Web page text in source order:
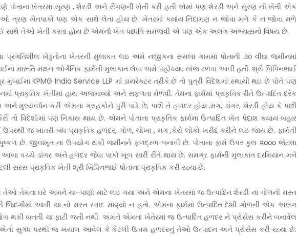
ખેતરમાં સુરણ , શેરડી અને રીંગણની ખેતી કરી હતી એમાં પણ શેરડી અને સુરણ ની ખેતી એક
ત્રણ ખેતપાકો પણ એક સાથે લેતા હોય છે. ખેતરમાં ક્યાંય નિંદામણ ન જોવા મળે કે ન જોવા મળે
સાથે તેઓ ખેતી કરતા હોય છે એમની ખેત પધ્ધતિ સમજવી એ પણ એક અલગ અભ્યાસનો વિષય છે.
પ્રગતિશીલ ખેડુતોના ખેતરની મુલાકત લઇ અમે નજીકના રૂમલા ગામમાં પોતાની ૩૦ વીઘા જમીનમાં
મારૂતિ મંથન ઓર્ગેનિક ફાર્મની મુલાકાત લેવા અમે પહોંચ્યા. સાંજ ઢળવા આવી હતી. શ્રી બિપિનભાઈ
મુંબઈમાં KPMG India Service LLP માં ડાયરેક્ટર તરીકે છે તો પુત્રી વિદેશમાં સ્થાયી થઇ છે પોતે પણ
પ્રાકૃતિક ખેતીમાં હાથ અજમાવ્યો અને સફળતા મેળવી. તેમના ફાર્મમાં પ્રાકૃતિક રીતે ઉત્પાદિત દરેક
મુલ્યવર્ધન કરી એમના ગ્રાહકોને પુરી પાડે છે, પછી તે હળદર હોય ,મગ, ડાંગર, શેરડી હોય કે પછી
તો વિદેશોમાં પણ નિકાસ થાય છે. એમને પોતાના પ્રાકૃતિક ફાર્મમાં ઉત્પાદિત ખેત પેદાશ ક્યાય બહાર
જ ખાતરી બંધ પ્રાકૃતિક હળદર, ગોળ, ચોખા , મગ ,કેરી લોકો ખરીદ કરીને લઇ જાય છે. ફાર્મની
છે. જીવામૃત ના ઉપયોગ થકી જમીનને ફળદ્રુપ બનાવી છે. પોતાના ફાર્મ ઉપર કુલ ૨૦૦૦ જેટલા
વચ્ચે ડાંગર અને હળદર જેવા પાકો ખૂબ સારી રીતે થાય છે. સમગ્ર ફાર્મની મુલાકાત દરમિયાન મને
પ્રાકૃતિક ખેતી શ્રી બિપિનભાઈ પોતાના પ્રાકૃતિક કરી રહ્યા છે.
તેઓ તેમના ઘરે અમને ચા-પાણી માટે લઇ ગયા અને એમના ખેતરમાં જ ઉત્પાદિત શેરડી ના ગોળની મસ્ત
જિંદગીમાં આવી ચા નો મસ્ત સ્વાદ માણ્યો ન હતો. એમના ફાર્મમાં ઉત્પાદિત દેશી ગોળની એક અલગ
થકી બનતી ચા ફાટી જતી નથી. અમને એમના ખેતેરમાં જ ઉત્પાદિત હળદર ને પ્રોસેસ કરીને બનાવેલ
એની સુગંધ પરથી જ ખયાલ આવેલ કે કેટલી ઉત્તમ હળદરનું તેઓ ઉત્પાદન અને પ્રોસેસ કરી રહ્યા છે.